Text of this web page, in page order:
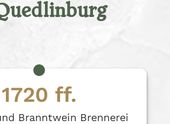
1720 ff.
Branntwein Brennerei